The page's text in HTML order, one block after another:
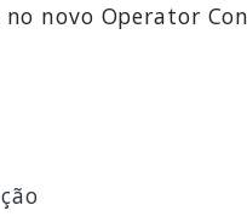
novo Operator